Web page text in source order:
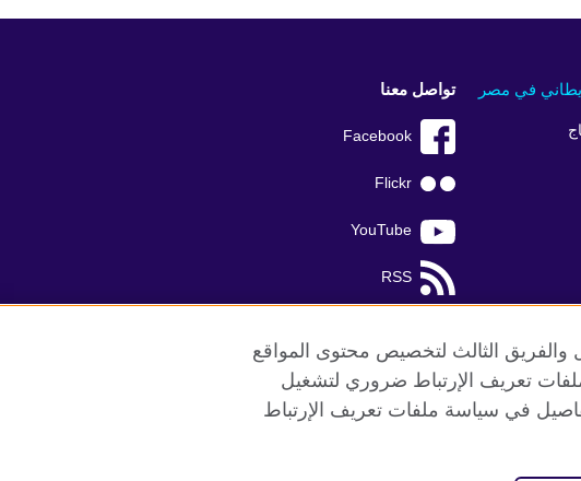
في مصر تواصل معنا
Facebook
Flickr
YouTube
RSS
والفريق الثالث لتخصيص محتوى المواقع
ملفات تعريف الإرتباط ضروري لتشغيل
في سياسة ملفات تعريف الإرتباط